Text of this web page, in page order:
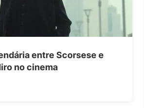
entre Scorsese e
no cinema